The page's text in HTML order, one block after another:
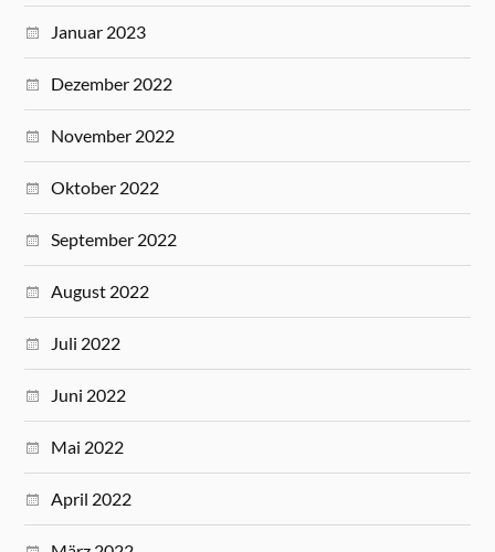
Januar 2023
Dezember 2022
November 2022
Oktober 2022
September 2022
August 2022
Juli 2022
Juni 2022
Mai 2022
April 2022